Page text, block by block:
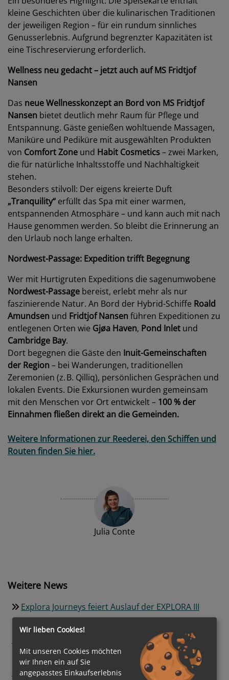
kleine Geschichten über die kulinarischen Traditionen
der jeweiligen Region – für ein rundum sinnliches
Genusserlebnis. Aufgrund begrenzter Kapazitäten ist
eine Tischreservierung erforderlich.
Wellness neu gedacht – jetzt auch auf MS Fridtjof
Nansen
Das neue Wellnesskonzept an Bord von MS Fridtjof
Nansen bietet deutlich mehr Raum für Pflege und
Entspannung. Gäste genießen wohltuende Massagen,
Maniküre und Pediküre mit ausgewählten Produkten
von Comfort Zone und Habit Cosmetics– zwei Marken,
die für natürliche Inhaltsstoffe und Nachhaltigkeit
stehen.
Besonders stilvoll: Der eigens kreierte Duft
„Tranquility“ erfüllt das Spa mit einer warmen,
entspannenden Atmosphäre – und kann auch mit nach
Hause genommen werden. So bleibt die Erinnerung an
den Urlaub noch lange erhalten.
Nordwest-Passage: Expedition trifft Begegnung
Wer mit Hurtigruten Expeditions die sagenumwobene
Nordwest-Passage bereist, erlebt mehr als nur
faszinierende Natur. An Bord der Hybrid-Schiffe Roald
Amundsen und Fridtjof Nansen führen Expeditionen zu
entlegenen Orten wie Gjøa Haven, Pond Inlet und
Cambridge Bay.
Dort begegnen die Gäste den Inuit-Gemeinschaften
der Region – bei Wanderungen, traditionellen
Zeremonien (z. B. Qilliq), persönlichen Gesprächen und
lokalen Events. Die Exkursionen wurden gemeinsam
mit den Menschen vor Ort entwickelt – 100 % der
Einnahmen fließen direkt an die Gemeinden.
Weitere Informationen zur Reederei, den Schiffen und
Routen finden Sie hier.
Julia Conte
Weitere News
Explora Journeys feiert Auslauf der EXPLORA III
Neuer Traumstrand in der Karibik: Catalina Sugar
Beach wird zum exklusiven Premium-Ziel
Nachhaltige Transformation auf See: AIDA Cruises
setzt auf digitale Steuerung und grüne
Wir lieben Cookies!
Mit unseren Cookies möchten
wir Ihnen ein auf Sie
angepasstes Einkaufserlebnis